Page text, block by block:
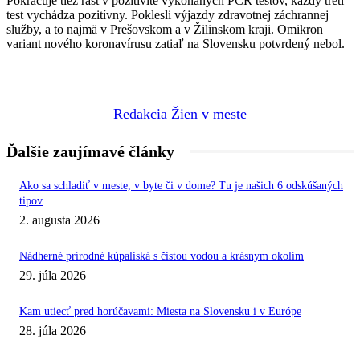
test vychádza pozitívny. Poklesli výjazdy zdravotnej záchrannej
služby, a to najmä v Prešovskom a v Žilinskom kraji. Omikron
variant nového koronavírusu zatiaľ na Slovensku potvrdený nebol.
Redakcia Žien v meste
Ďalšie zaujímavé články
Ako sa schladiť v meste, v byte či v dome? Tu je našich 6 odskúšaných
tipov
2. augusta 2026
Nádherné prírodné kúpaliská s čistou vodou a krásnym okolím
29. júla 2026
Kam utiecť pred horúčavami: Miesta na Slovensku i v Európe
28. júla 2026